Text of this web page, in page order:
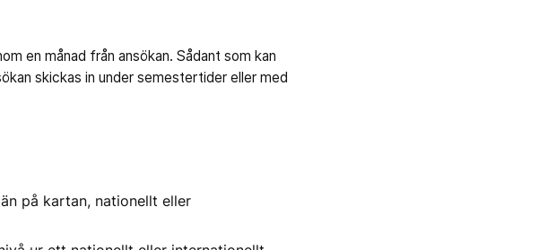
en månad från ansökan. Sådant som kan
skickas in under semestertider eller med
på kartan, nationellt eller